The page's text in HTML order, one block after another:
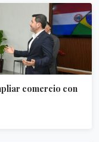
comercio con